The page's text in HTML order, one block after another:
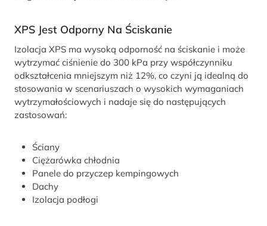
XPS Jest Odporny Na Ściskanie
Izolacja XPS ma wysoką odporność na ściskanie i może
wytrzymać ciśnienie do 300 kPa przy współczynniku
odkształcenia mniejszym niż 12%, co czyni ją idealną do
stosowania w scenariuszach o wysokich wymaganiach
wytrzymałościowych i nadaje się do następujących
zastosowań:
Ściany
Ciężarówka chłodnia
Panele do przyczep kempingowych
Dachy
Izolacja podłogi